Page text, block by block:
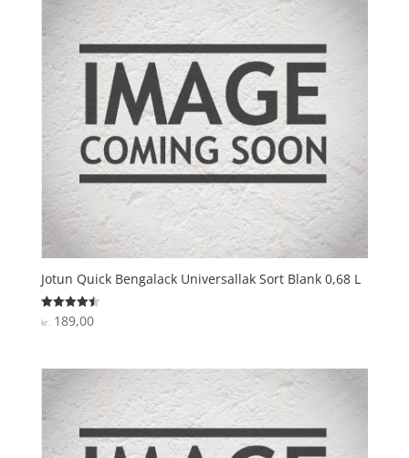
Jotun Quick Bengalack Universallak Sort Blank 0,68 L
Vurderet
4.5
kr. 189,00